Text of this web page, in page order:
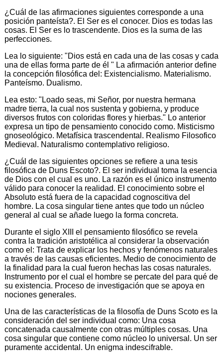
¿Cuál de las afirmaciones siguientes corresponde a una
posición panteísta?. El Ser es el conocer. Dios es todas las
cosas. El Ser es lo trascendente. Dios es la suma de las
perfecciones.
Lea lo siguiente: "Dios está en cada una de las cosas y cada
una de ellas forma parte de él " La afirmación anterior define
la concepción filosófica del: Existencialismo. Materialismo.
Panteísmo. Dualismo.
Lea esto: "Loado seas, mi Señor, por nuestra hermana
madre tierra, la cual nos sustenta y gobierna, y produce
diversos frutos con coloridas flores y hierbas." Lo anterior
expresa un tipo de pensamiento conocido como. Misticismo
gnoseológico. Metafísica trascendental. Realismo Filosofico
Medieval. Naturalismo contemplativo religioso.
¿Cuál de las siguientes opciones se refiere a una tesis
filosófica de Duns Escoto?. El ser individual toma la esencia
de Dios con el cual es uno. La razón es el único instrumento
válido para conocer la realidad. El conocimiento sobre el
Absoluto está fuera de la capacidad cognoscitiva del
hombre. La cosa singular tiene antes que todo un núcleo
general al cual se añade luego la forma concreta.
Durante el siglo XIII el pensamiento filosófico se revela
contra la tradición aristotélica al considerar la observación
como el: Trata de explicar los hechos y fenómenos naturales
a través de las causas eficientes. Medio de conocimiento de
la finalidad para la cual fueron hechas las cosas naturales.
Instrumento por el cual el hombre se percate del para qué de
su existencia. Proceso de investigación que se apoya en
nociones generales.
Una de las características de la filosofía de Duns Scoto es la
consideración del ser individual como: Una cosa
concatenada causalmente con otras múltiples cosas. Una
cosa singular que contiene como núcleo lo universal. Un ser
puramente accidental. Un enigma indescifrable.